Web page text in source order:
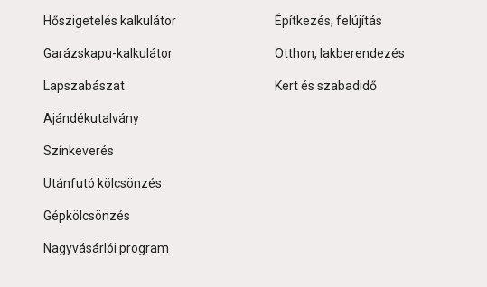
Hőszigetelés kalkulátor
Garázskapu-kalkulátor
Lapszabászat
Ajándékutalvány
Színkeverés
Utánfutó kölcsönzés
Gépkölcsönzés
Nagyvásárlói program
Építkezés, felújítás
Otthon, lakberendezés
Kert és szabadidő